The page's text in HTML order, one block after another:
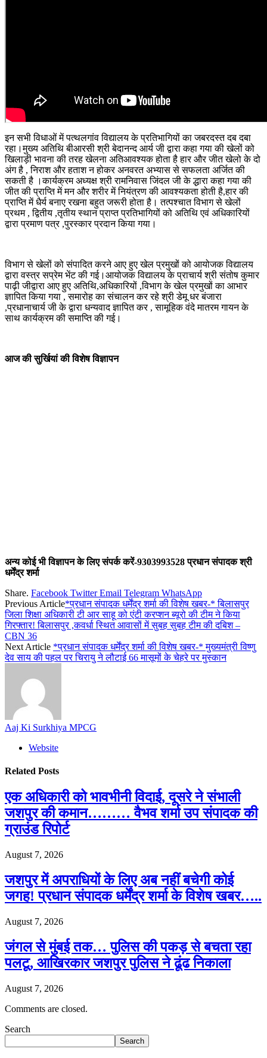
इन सभी विधाओं में पत्थलगांव विद्यालय के प्रतिभागियों का जबरदस्त दब दबा
रहा।मुख्य अतिथि बीआरसी श्री बेदानन्द आर्य जी द्वारा कहा गया की खेलों को
खिलाड़ी भावना की तरह खेलना अतिआवश्यक होता है हार और जीत खेलो के दो
अंग है , निराश और हताश न होकर अनवरत अभ्यास से सफलता अर्जित की
सकती है ।कार्यक्रम अध्यक्ष श्री रामनिवास जिंदल जी के द्धारा कहा गया की
जीत की प्राप्ति में मन और शरीर में नियंत्रण की आवश्यकता होती है,हार की
प्राप्ति में धैर्य बनाए रखना बहुत जरूरी होता है। तत्पश्चात विभाग से खेलों
प्रथम , द्वितीय ,तृतीय स्थान प्राप्त प्रतिभागियों को अतिथि एवं अधिकारियों
द्वारा प्रमाण पत्र ,पुरस्कार प्रदान किया गया।
विभाग से खेलों को संपादित करने आए हुए खेल प्रमुखों को आयोजक विद्यालय
द्वारा वस्त्र सप्रेम भेंट की गई।आयोजक विद्यालय के प्राचार्य श्री संतोष कुमार
पाढ़ी जीद्वारा आए हुए अतिथि,अधिकारियों ,विभाग के खेल प्रमुखों का आभार
ज्ञापित किया गया , समारोह का संचालन कर रहे श्री डेमू धर बंजारा
,प्रधानाचार्य जी के द्वारा धन्यवाद ज्ञापित कर , सामूहिक वंदे मातरम गायन के
साथ कार्यक्रम की समाप्ति की गई।
आज की सुर्खियां की विशेष विज्ञापन
अन्य कोई भी विज्ञापन के लिए संपर्क करें-9303993528 प्रधान संपादक श्री
धर्मेंद्र शर्मा
Share. Facebook Twitter Email Telegram WhatsApp
Previous Article*प्रधान संपादक धर्मेंद्र शर्मा की विशेष खबर-* बिलासपुर
जिला शिक्षा अधिकारी टी आर साहू को एंटी करप्शन ब्यूरो की टीम ने किया
गिरफ्तार! बिलासपुर ,कवर्धा स्थित आवासों में सुबह सुबह टीम की दबिश –
CBN 36
Next Article *प्रधान संपादक धर्मेंद्र शर्मा की विशेष खबर-* मुख्यमंत्री विष्णु
देव साय की पहल पर चिरायु ने लौटाई 66 मासूमों के चेहरे पर मुस्कान
Aaj Ki Surkhiya MPCG
Website
Related Posts
एक अधिकारी को भावभीनी विदाई, दूसरे ने संभाली
जशपुर की कमान……… वैभव शर्मा उप संपादक की
ग्राउंड रिपोर्ट
August 7, 2026
जशपुर में अपराधियों के लिए अब नहीं बचेगी कोई
जगह! प्रधान संपादक धर्मेंद्र शर्मा के विशेष खबर…..
August 7, 2026
जंगल से मुंबई तक… पुलिस की पकड़ से बचता रहा
पलटू, आखिरकार जशपुर पुलिस ने ढूंढ निकाला
August 7, 2026
Comments are closed.
Search
Search